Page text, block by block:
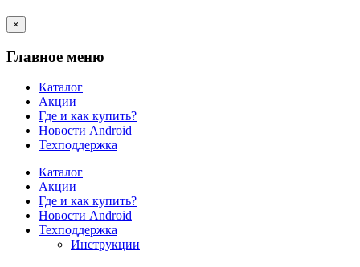
×
Главное меню
Каталог
Акции
Где и как купить?
Новости Android
Техподдержка
Каталог
Акции
Где и как купить?
Новости Android
Техподдержка
Инструкции